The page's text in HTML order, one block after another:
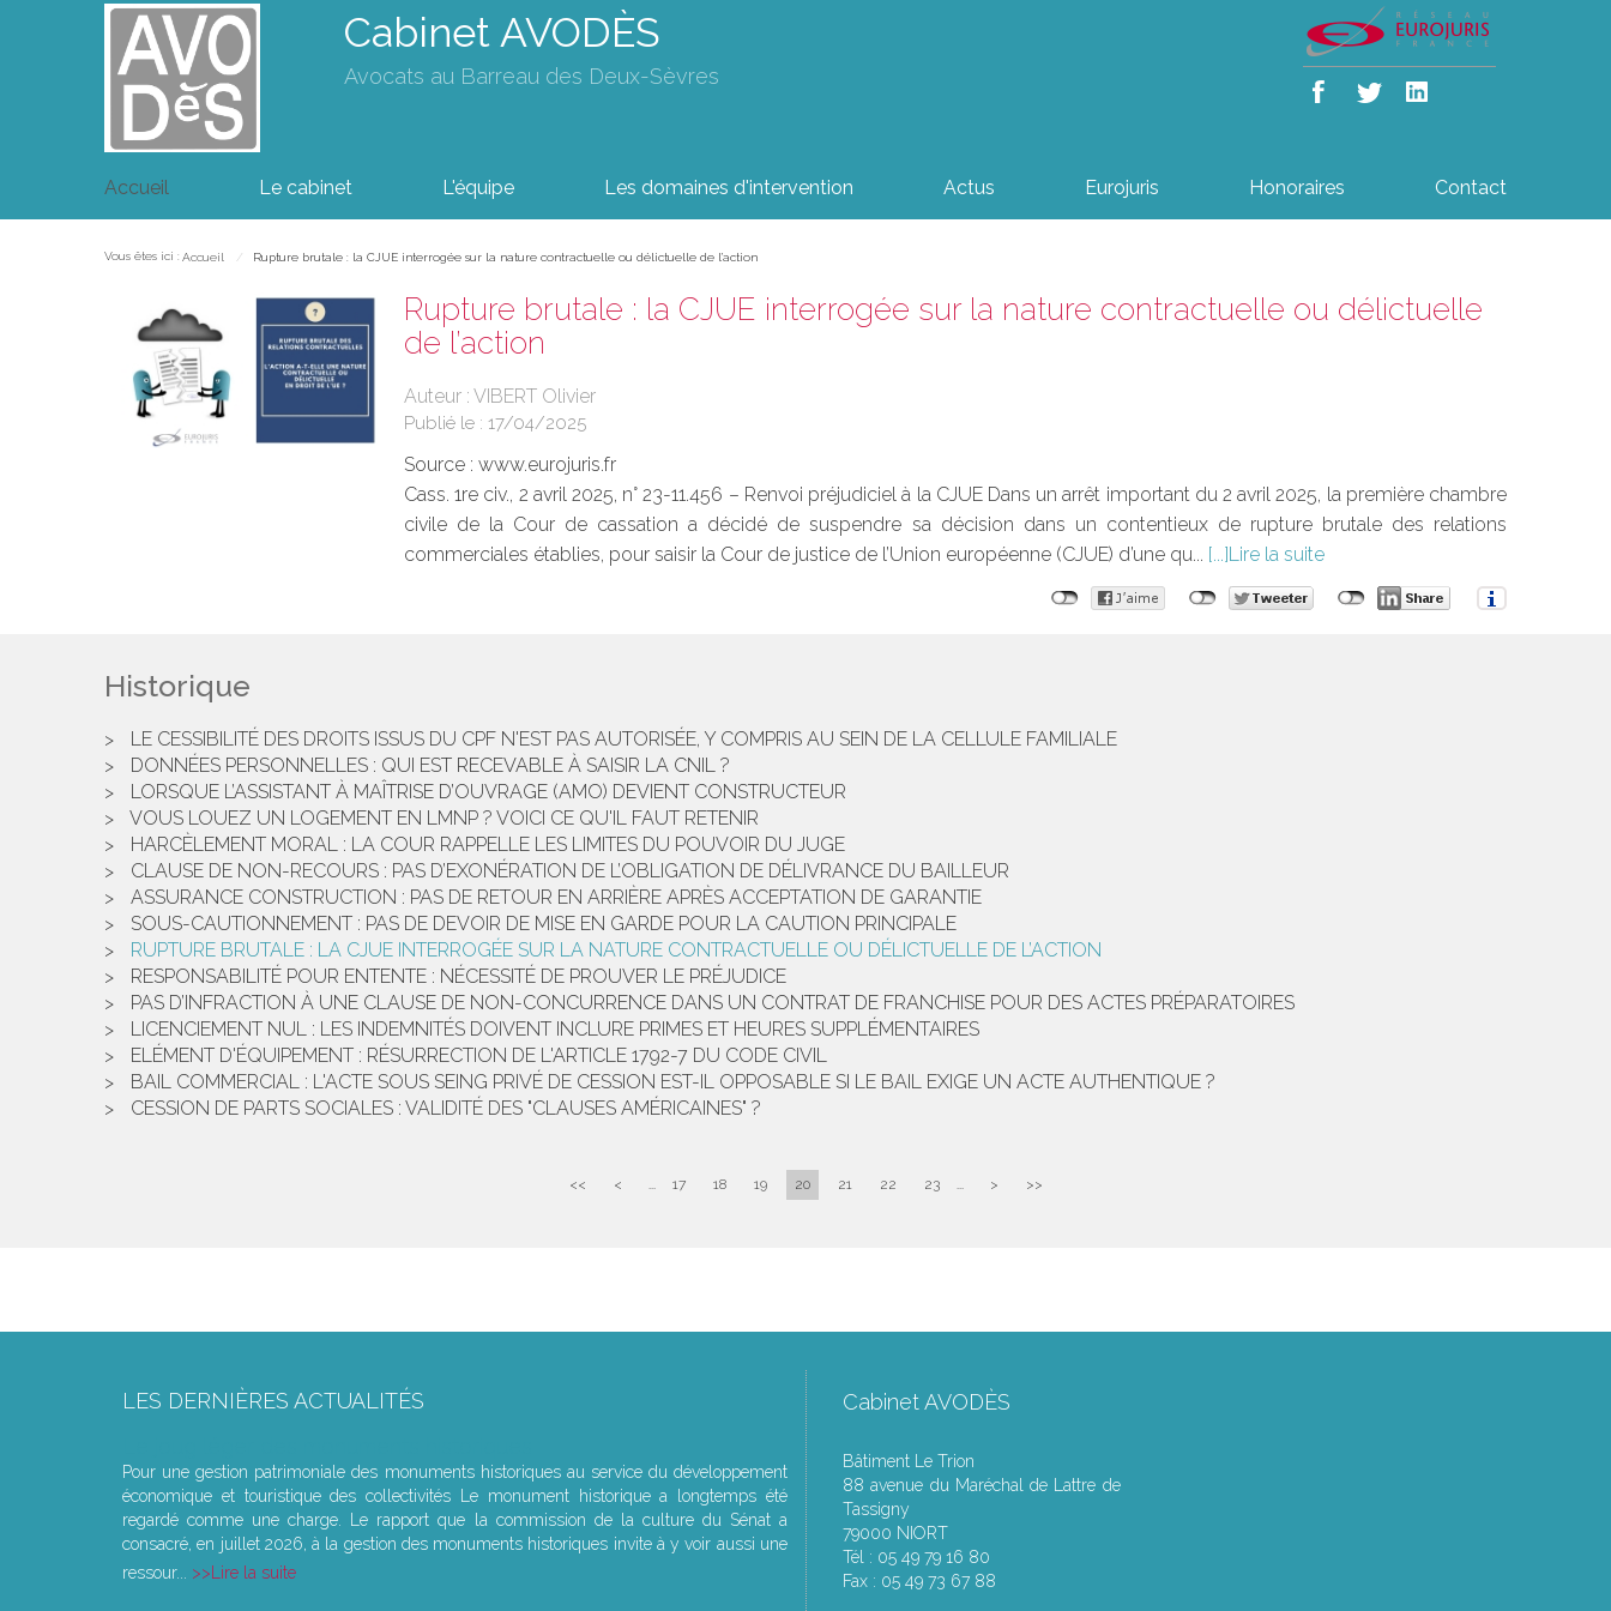
Cabinet AVODÈS
Avocats au Barreau des Deux-Sèvres
Accueil Le cabinet L'équipe Les domaines d'intervention Actus Eurojuris Honoraires Contact
Vous êtes ici : Accueil Rupture brutale : la CJUE interrogée sur la nature contractuelle ou délictuelle de l’action
Rupture brutale : la CJUE interrogée sur la nature contractuelle ou délictuelle
de l’action
Auteur : VIBERT Olivier
Publié le : 17/04/2025
Source : www.eurojuris.fr
Cass. 1re civ., 2 avril 2025, n° 23-11.456 – Renvoi préjudiciel à la CJUE Dans un arrêt important du 2 avril 2025, la première chambre
civile de la Cour de cassation a décidé de suspendre sa décision dans un contentieux de rupture brutale des relations
commerciales établies, pour saisir la Cour de justice de l’Union européenne (CJUE) d’une qu...
Lire la suite
Historique
LE CESSIBILITÉ DES DROITS ISSUS DU CPF N'EST PAS AUTORISÉE, Y COMPRIS AU SEIN DE LA CELLULE FAMILIALE
DONNÉES PERSONNELLES : QUI EST RECEVABLE À SAISIR LA CNIL ?
LORSQUE L’ASSISTANT À MAÎTRISE D’OUVRAGE (AMO) DEVIENT CONSTRUCTEUR
VOUS LOUEZ UN LOGEMENT EN LMNP ? VOICI CE QU'IL FAUT RETENIR
HARCÈLEMENT MORAL : LA COUR RAPPELLE LES LIMITES DU POUVOIR DU JUGE
CLAUSE DE NON-RECOURS : PAS D’EXONÉRATION DE L’OBLIGATION DE DÉLIVRANCE DU BAILLEUR
ASSURANCE CONSTRUCTION : PAS DE RETOUR EN ARRIÈRE APRÈS ACCEPTATION DE GARANTIE
SOUS-CAUTIONNEMENT : PAS DE DEVOIR DE MISE EN GARDE POUR LA CAUTION PRINCIPALE
RUPTURE BRUTALE : LA CJUE INTERROGÉE SUR LA NATURE CONTRACTUELLE OU DÉLICTUELLE DE L’ACTION
RESPONSABILITÉ POUR ENTENTE : NÉCESSITÉ DE PROUVER LE PRÉJUDICE
PAS D’INFRACTION À UNE CLAUSE DE NON-CONCURRENCE DANS UN CONTRAT DE FRANCHISE POUR DES ACTES PRÉPARATOIRES
LICENCIEMENT NUL : LES INDEMNITÉS DOIVENT INCLURE PRIMES ET HEURES SUPPLÉMENTAIRES
ELÉMENT D'ÉQUIPEMENT : RÉSURRECTION DE L'ARTICLE 1792-7 DU CODE CIVIL
BAIL COMMERCIAL : L'ACTE SOUS SEING PRIVÉ DE CESSION EST-IL OPPOSABLE SI LE BAIL EXIGE UN ACTE AUTHENTIQUE ?
CESSION DE PARTS SOCIALES : VALIDITÉ DES "CLAUSES AMÉRICAINES" ?
<< < ... 17 18 19 20 21 22 23 ... > >>
LES DERNIÈRES ACTUALITÉS
Pour une gestion patrimoniale des monuments historiques au service du développement
économique et touristique des collectivités Le monument historique a longtemps été
regardé comme une charge. Le rapport que la commission de la culture du Sénat a
consacré, en juillet 2026, à la gestion des monuments historiques invite à y voir aussi une
ressour...
Lire la suite
Cabinet AVODÈS
Bâtiment Le Trion
88 avenue du Maréchal de Lattre de
Tassigny
79000 NIORT
Tél : 05 49 79 16 80
Fax : 05 49 73 67 88